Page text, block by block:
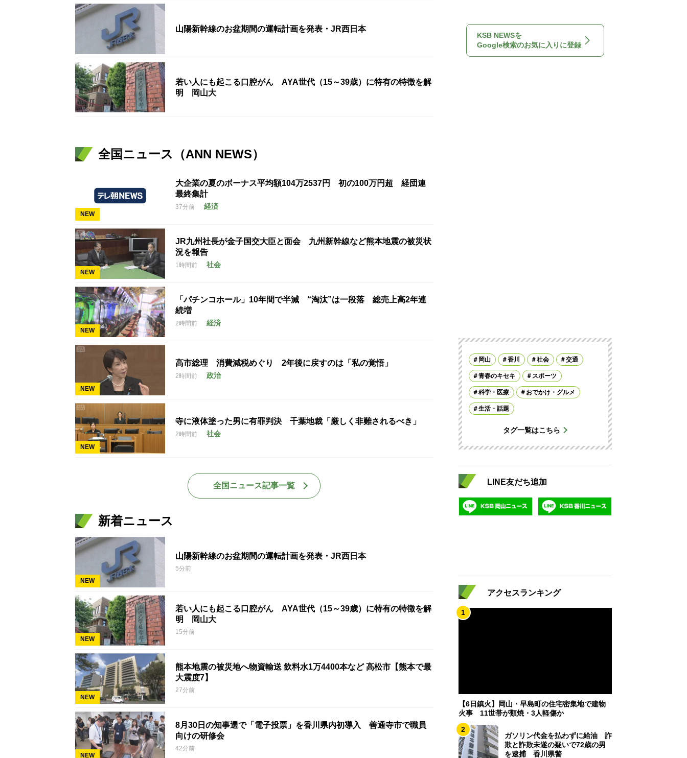
山陽新幹線のお盆期間の運転計画を発表・JR西日本
若い人にも起こる口腔がん AYA世代（15～39歳）に特有の特徴を解
明 岡山大
全国ニュース（ANN NEWS）
NEW
大企業の夏のボーナス平均額104万2537円 初の100万円超 経団連
最終集計
37分前 経済
NEW
JR九州社長が金子国交大臣と面会 九州新幹線など熊本地震の被災状
況を報告
1時間前 社会
NEW
「パチンコホール」10年間で半減 “淘汰”は一段落 総売上高2年連
続増
2時間前 経済
NEW
高市総理 消費減税めぐり 2年後に戻すのは「私の覚悟」
2時間前 政治
NEW
寺に液体塗った男に有罪判決 千葉地裁「厳しく非難されるべき」
2時間前 社会
全国ニュース記事一覧
新着ニュース
NEW
山陽新幹線のお盆期間の運転計画を発表・JR西日本
5分前
NEW
若い人にも起こる口腔がん AYA世代（15～39歳）に特有の特徴を解
明 岡山大
15分前
NEW
熊本地震の被災地へ物資輸送 飲料水1万4400本など 高松市【熊本で最
大震度7】
27分前
NEW
8月30日の知事選で「電子投票」を香川県内初導入 善通寺市で職員
向けの研修会
42分前
KSB NEWSを
Google検索のお気に入りに登録
岡山 香川 社会 交通
青春のキセキ スポーツ
科学・医療 おでかけ・グルメ
生活・話題
タグ一覧はこちら
LINE友だち追加
アクセスランキング
1
【6日鎮火】岡山・早島町の住宅密集地で建物
火事 11世帯が類焼・3人軽傷か
2
ガソリン代金を払わずに給油 詐
欺と詐欺未遂の疑いで72歳の男
を逮捕 香川県警